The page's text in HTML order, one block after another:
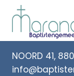
Doorgaan
naar
inhoud
NOORD 41,